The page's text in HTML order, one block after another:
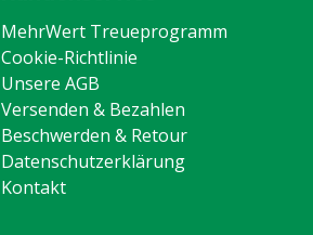
MehrWert Treueprogramm
Cookie-Richtlinie
Unsere AGB
Versenden & Bezahlen
Beschwerden & Retour
Datenschutzerklärung
Kontakt